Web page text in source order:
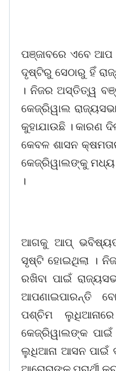
ପଞ୍ଜାବରେ ଏବେ ଆପ
ଦୃଷ୍ଟିରୁ ସେଠାରୁ ହିଁ
। ନିଜର ଅସ୍ତିତ୍ୱ
କେଜ୍ରିୱାଲ
କୁହାଯାଉଛି । କାରଣ
କେବଳ ଶାସନ
କେଜ୍ରିୱାଲଙ୍କୁ ମଧ୍ୟ
।
ଆଗକୁ ଆପ୍
ସୃଷ୍ଟି ହୋଇଥିଲା ।
ରଖିବା ପାଇଁ
ଆପଣାଇପାରନ୍ତି
ପଶ୍ଚିମ ଲୁଧିଆନାରେ
କେଜ୍ରିୱାଲଙ୍କ
ଲୁଧିଆନା ଆସନ ପାଇଁ